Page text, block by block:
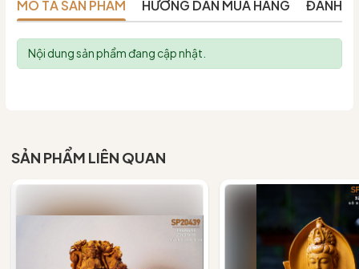
MÔ TẢ SẢN PHẨM HƯỚNG DẪN MUA HÀNG ĐÁNH
Nội dung sản phẩm đang cập nhật.
SẢN PHẨM LIÊN QUAN